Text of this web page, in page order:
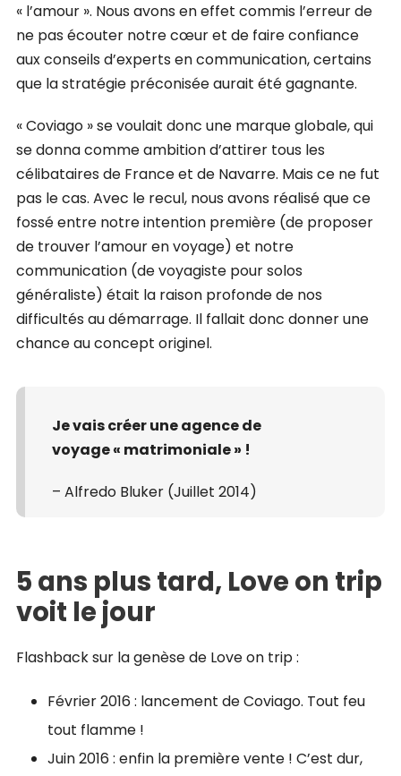
« l’amour ». Nous avons en effet commis l’erreur de
ne pas écouter notre cœur et de faire confiance
aux conseils d’experts en communication, certains
que la stratégie préconisée aurait été gagnante.
« Coviago » se voulait donc une marque globale, qui
se donna comme ambition d’attirer tous les
célibataires de France et de Navarre. Mais ce ne fut
pas le cas. Avec le recul, nous avons réalisé que ce
fossé entre notre intention première (de proposer
de trouver l’amour en voyage) et notre
communication (de voyagiste pour solos
généraliste) était la raison profonde de nos
difficultés au démarrage. Il fallait donc donner une
chance au concept originel.
Je vais créer une agence de
voyage « matrimoniale » !
– Alfredo Bluker (Juillet 2014)
5 ans plus tard, Love on trip
voit le jour
Flashback sur la genèse de Love on trip :
Février 2016 : lancement de Coviago. Tout feu
tout flamme !
Juin 2016 : enfin la première vente ! C’est dur,